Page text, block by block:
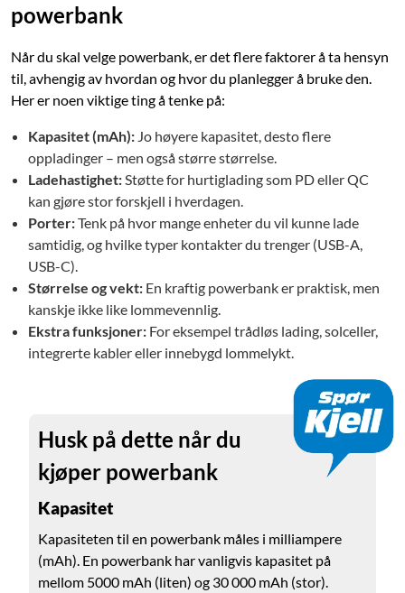
powerbank
Når du skal velge powerbank, er det flere faktorer å ta hensyn
til, avhengig av hvordan og hvor du planlegger å bruke den.
Her er noen viktige ting å tenke på:
Kapasitet (mAh): Jo høyere kapasitet, desto flere
oppladinger – men også større størrelse.
Ladehastighet:Støtte for hurtiglading som PD eller QC
kan gjøre stor forskjell i hverdagen.
Porter:Tenk på hvor mange enheter du vil kunne lade
samtidig, og hvilke typer kontakter du trenger (USB-A,
USB-C).
Størrelse og vekt: En kraftig powerbank er praktisk, men
kanskje ikke like lommevennlig.
Ekstra funksjoner: For eksempel trådløs lading, solceller,
integrerte kabler eller innebygd lommelykt.
Husk på dette når du
kjøper powerbank
Kapasitet
Kapasiteten til en powerbank måles i milliampere
(mAh). En powerbank har vanligvis kapasitet på
mellom 5000 mAh (liten) og 30 000 mAh (stor).